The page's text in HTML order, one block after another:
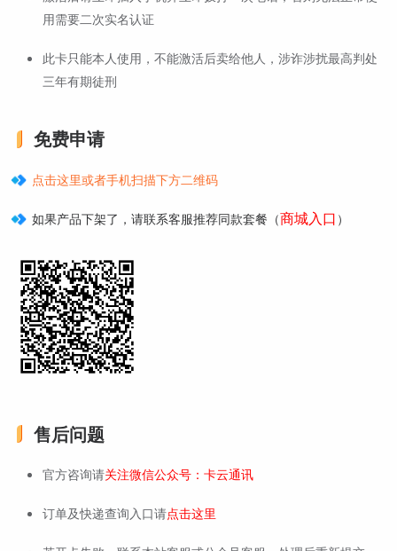
用需要二次实名认证
此卡只能本人使用，不能激活后卖给他人，涉诈涉扰最高判处
三年有期徒刑
免费申请
点击这里或者手机扫描下方二维码
如果产品下架了，请联系客服推荐同款套餐（商城入口 ）
售后问题
官方咨询请关注微信公众号：卡云通讯
订单及快递查询入口请点击这里